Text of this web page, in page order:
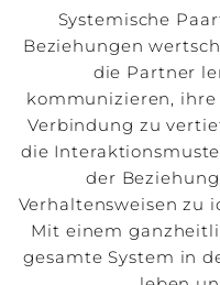
Systemische
Beziehungen
die Partner
kommunizieren,
Verbindung zu
die
der
Verhaltensweisen zu
Mit einem
gesamte System in